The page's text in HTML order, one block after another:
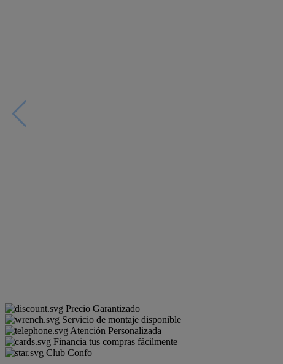
Precio Garantizado
Servicio de montaje disponible
Atención Personalizada
Financia tus compras fácilmente
Club Confo